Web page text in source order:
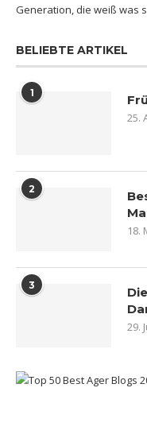
Generation, die weiß was
BELIEBTE ARTIKEL
1
25.
2
18.
3
29.